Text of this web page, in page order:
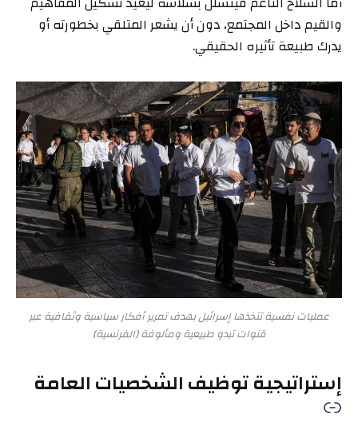
والقيم داخل المجتمع، دون أن يشعر المتلقي بخطورته أو
يدرك طبيعة تأثيره الحقيقي.
عمليات نفسية تتخذها إسرائيل بهدف تمرير أفكار سياسية وثقافية عبر
قنوات تبدو طبيعية ومألوفة (الفرنسية)
إستراتيجية توظيف الشخصيات العامة